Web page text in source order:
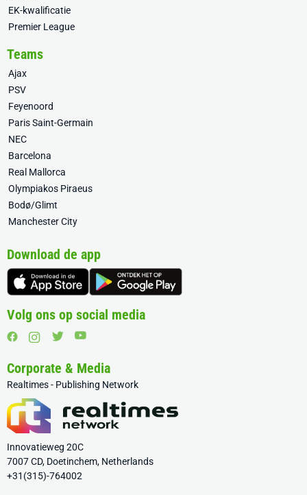
EK-kwalificatie
Premier League
Teams
Ajax
PSV
Feyenoord
Paris Saint-Germain
NEC
Barcelona
Real Mallorca
Olympiakos Piraeus
Bodø/Glimt
Manchester City
Download de app
Volg ons op social media
Corporate & Media
Realtimes - Publishing Network
Innovatieweg 20C
7007 CD, Doetinchem, Netherlands
+31(315)-764002